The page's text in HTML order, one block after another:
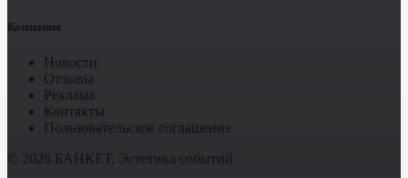
Компания
Новости
Отзывы
Реклама
Контакты
Пользовательское соглашение
© 2026 БАНКЕТ. Эстетика событий.